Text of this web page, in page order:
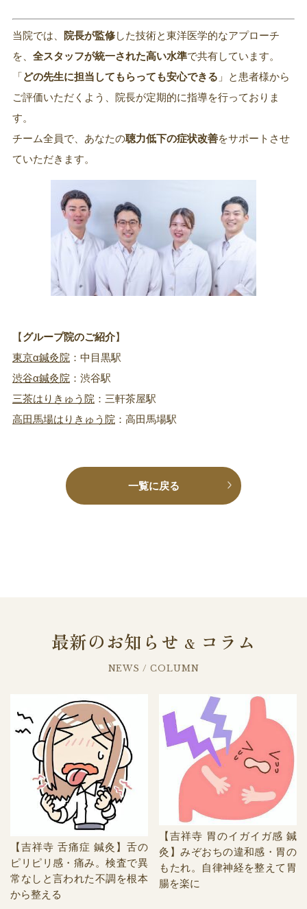
当院では、 院長が監修した技術と東洋医学的なアプローチ
を、 全スタッフが統一された高い水準で共有しています。
「どの先生に担当してもらっても安心できる 」と患者様から
ご評価いただくよう、院長が定期的に指導を行っておりま
す。
チーム全員で、あなたの聴力低下の症状改善をサポートさせ
ていただきます。
【グループ院のご紹介】
東京α鍼灸院 ：中目黒駅
渋谷α鍼灸院 ：渋谷駅
三茶はりきゅう院 ：三軒茶屋駅
高田馬場はりきゅう院 ：高田馬場駅
一覧に戻る
最新のお知らせ & コラム
NEWS / COLUMN
【吉祥寺 舌痛症 鍼灸】舌の
ピリピリ感・痛み。検査で異
常なしと言われた不調を根本
から整える
【吉祥寺 胃のイガイガ感 鍼
灸】みぞおちの違和感・胃の
もたれ。自律神経を整えて胃
腸を楽に